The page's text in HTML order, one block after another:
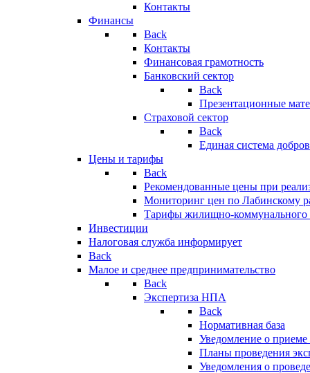
Контакты
Финансы
Back
Контакты
Финансовая грамотность
Банковский сектор
Back
Презентационные
Страховой сектор
Back
Единая система
Цены и тарифы
Back
Рекомендованные цены при
Мониторинг цен по Лабинскому
Тарифы жилищно-коммунального
Инвестиции
Налоговая служба информирует
Back
Малое и среднее предпринимательство
Back
Экспертиза НПА
Back
Нормативная база
Уведомление о
Планы проведения
Уведомления о